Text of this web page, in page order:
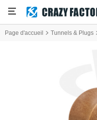
Page d'accueil Tunnels & Plugs